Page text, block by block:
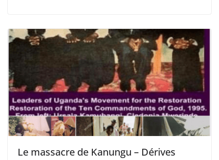
Le massacre de Kanungu – Dérives